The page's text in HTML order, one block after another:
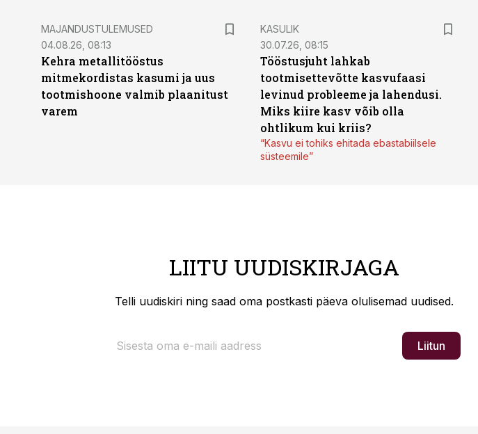
MAJANDUSTULEMUSED
04.08.26, 08:13
Kehra metallitööstus
mitmekordistas kasumi ja uus
tootmishoone valmib plaanitust
varem
KASULIK
30.07.26, 08:15
Tööstusjuht lahkab
tootmisettevõtte kasvufaasi
levinud probleeme ja lahendusi.
Miks kiire kasv võib olla
ohtlikum kui kriis?
“Kasvu ei tohiks ehitada ebastabiilsele
süsteemile”
LIITU UUDISKIRJAGA
Telli uudiskiri ning saad oma postkasti päeva olulisemad uudised.
Liitun